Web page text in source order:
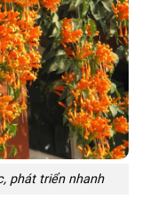
phát triển nhanh